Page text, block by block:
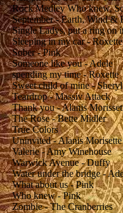
Rock Medley Who knew,
September - Earth, Wind &
Single Ladys, put a ring on
Sleeping in my car - Roxette
Sober - Pink
Someone like you - Adele
spending my time - Roxette
Sweet child of mine -
Teardrop - Massiv Attack
Thank you - Alanis
The Rose - Bette Midler
True Colors
Uninvited - Alanis Morisette
Valerie - Amy Winehouse
Warwick Avenue - Duffy
Water under the bridge -
What about us - Pink
Who knew - Pink
Zombie - The Cranberries